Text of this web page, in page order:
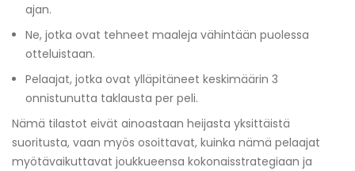
ajan.
Ne, jotka ovat tehneet maaleja vähintään puolessa
otteluistaan.
Pelaajat, jotka ovat ylläpitäneet keskimäärin 3
onnistunutta taklausta per peli.
Nämä tilastot eivät ainoastaan heijasta yksittäistä
suoritusta, vaan myös osoittavat, kuinka nämä pelaajat
myötävaikuttavat joukkueensa kokonaisstrategiaan ja